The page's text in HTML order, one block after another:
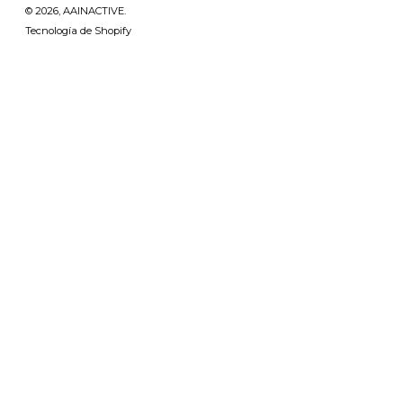
© 2026, AAINACTIVE.
Tecnología de Shopify